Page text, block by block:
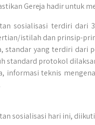
Gereja hadir untuk
sosialisasi terdiri dari
istilah dan prinsip-
standar yang terdiri dari
standard protokol
informasi teknis
sosialisasi hari ini,